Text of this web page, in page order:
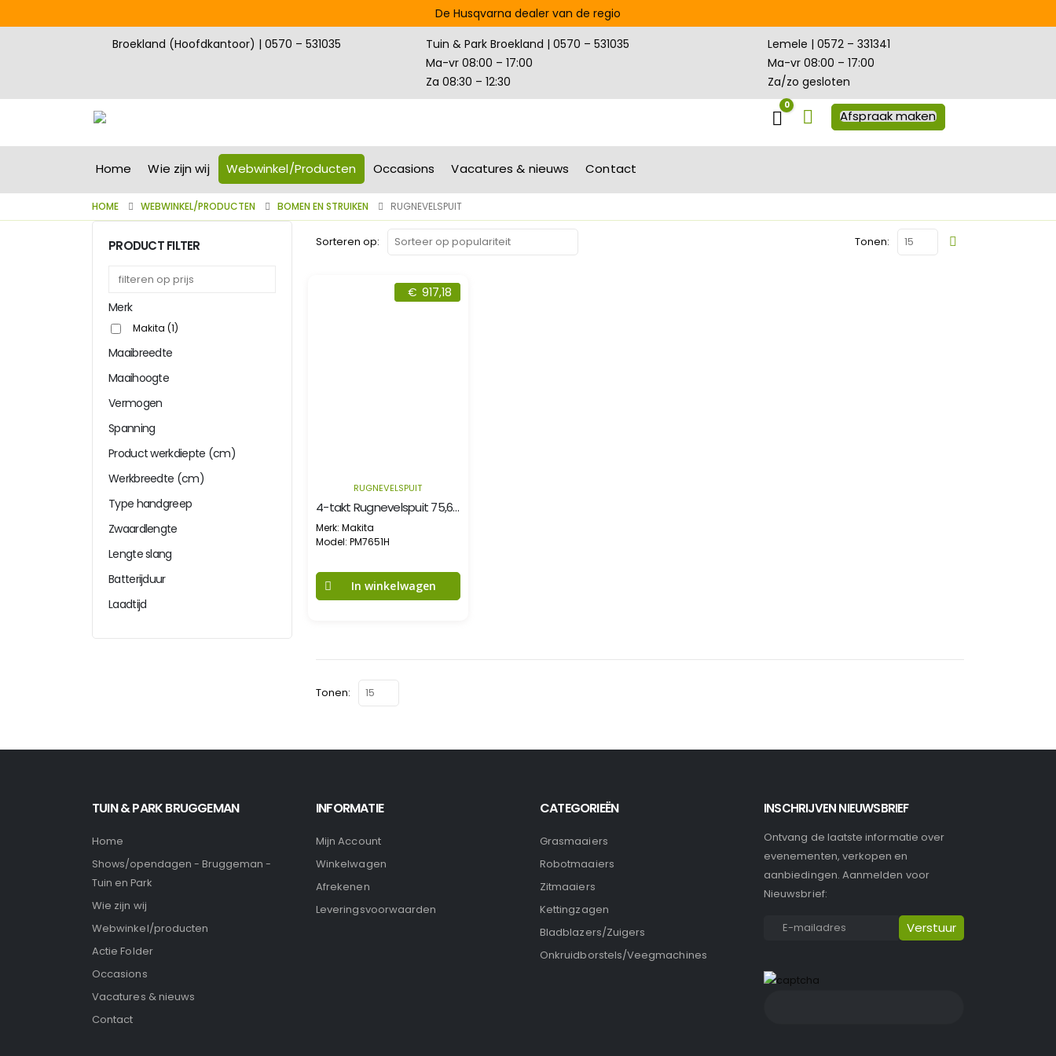
De Husqvarna dealer van de regio
Broekland (Hoofdkantoor) | 0570 – 531035
Tuin & Park Broekland | 0570 – 531035
Ma-vr 08:00 – 17:00
Za 08:30 – 12:30
Lemele | 0572 – 331341
Ma-vr 08:00 – 17:00
Za/zo gesloten
Winkelwagen
0
Afspraak maken
Home Wie zijn wij Webwinkel/Producten Occasions Vacatures & nieuws Contact
HOME WEBWINKEL/PRODUCTEN BOMEN EN STRUIKEN RUGNEVELSPUIT
Sorteren op: Tonen:
€ 917,18
RUGNEVELSPUIT
4-takt Rugnevelspuit 75,6 cc
Merk: Makita
Model: PM7651H
In winkelwagen
Tonen:
PRODUCT FILTER
Merk
Makita (1)
Maaibreedte
Maaihoogte
Vermogen
Spanning
Product werkdiepte (cm)
Werkbreedte (cm)
Type handgreep
Zwaardlengte
Lengte slang
Batterijduur
Laadtijd
TUIN & PARK BRUGGEMAN
Home
Shows/opendagen - Bruggeman -
Tuin en Park
Wie zijn wij
Webwinkel/producten
Actie Folder
Occasions
Vacatures & nieuws
Contact
INFORMATIE
Mijn Account
Winkelwagen
Afrekenen
Leveringsvoorwaarden
CATEGORIEËN
Grasmaaiers
Robotmaaiers
Zitmaaiers
Kettingzagen
Bladblazers/Zuigers
Onkruidborstels/Veegmachines
INSCHRIJVEN NIEUWSBRIEF
Ontvang de laatste informatie over
evenementen, verkopen en
aanbiedingen. Aanmelden voor
Nieuwsbrief: